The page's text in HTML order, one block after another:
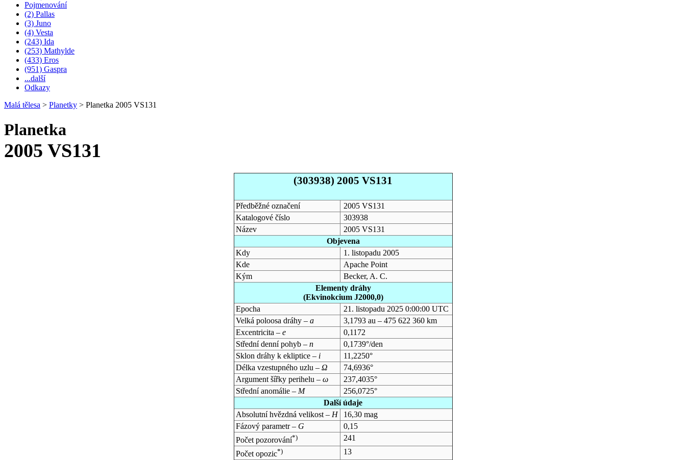
Pojmenování
(2) Pallas
(3) Juno
(4) Vesta
(243) Ida
(253) Mathylde
(433) Eros
(951) Gaspra
...další
Odkazy
Malá tělesa > Planetky > Planetka 2005 VS131
Planetka
2005 VS131
(303938) 2005 VS131
Předběžné označení
2005 VS131
Katalogové číslo
303938
Název
2005 VS131
Objevena
Kdy
1. listopadu 2005
Kde
Apache Point
Kým
Becker, A. C.
Elementy dráhy
(Ekvinokcium J2000,0)
Epocha
21. listopadu 2025 0:00:00 UTC
Velká poloosa dráhy – a
3,1793 au – 475 622 360 km
Excentricita – e
0,1172
Střední denní pohyb – n
0,1739°/den
Sklon dráhy k ekliptice – i
11,2250°
Délka vzestupného uzlu – Ω
74,6936°
Argument šířky perihelu – ω
237,4035°
Střední anomálie – M
256,0725°
Další údaje
Absolutní hvězdná velikost – H
16,30 mag
Fázový parametr – G
0,15
Počet pozorování*)
241
Počet opozic*)
13